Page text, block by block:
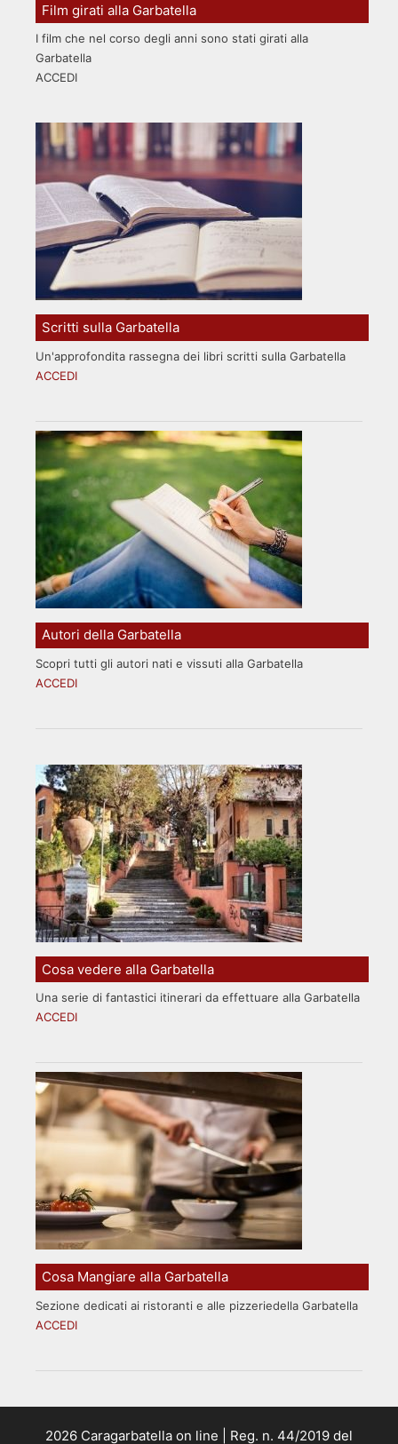
Film girati alla Garbatella
I film che nel corso degli anni sono stati girati alla
Garbatella
ACCEDI
Scritti sulla Garbatella
Un'approfondita rassegna dei libri scritti sulla Garbatella
ACCEDI
Autori della Garbatella
Scopri tutti gli autori nati e vissuti alla Garbatella
ACCEDI
Cosa vedere alla Garbatella
Una serie di fantastici itinerari da effettuare alla Garbatella
ACCEDI
Cosa Mangiare alla Garbatella
Sezione dedicati ai ristoranti e alle pizzeriedella Garbatella
ACCEDI
2026 Caragarbatella on line | Reg. n. 44/2019 del